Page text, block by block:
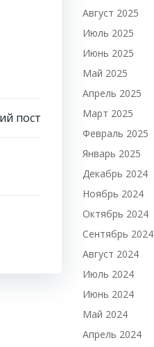
пост
Август 2025
Июль 2025
Июнь 2025
Май 2025
Апрель 2025
Март 2025
Февраль 2025
Январь 2025
Декабрь 2024
Ноябрь 2024
Октябрь 2024
Сентябрь 2024
Август 2024
Июль 2024
Июнь 2024
Май 2024
Апрель 2024